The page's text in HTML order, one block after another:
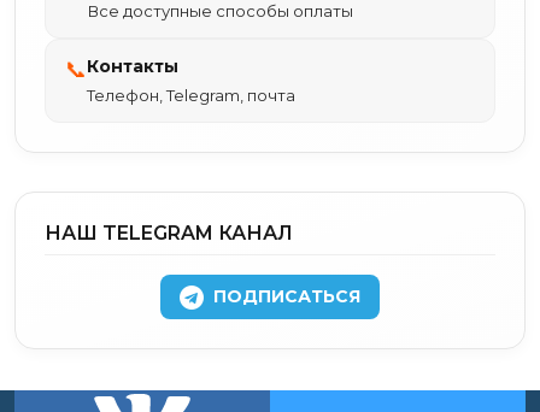
Все доступные способы оплаты
📞Контакты
Телефон, Telegram, почта
НАШ TELEGRAM КАНАЛ
ПОДПИСАТЬСЯ